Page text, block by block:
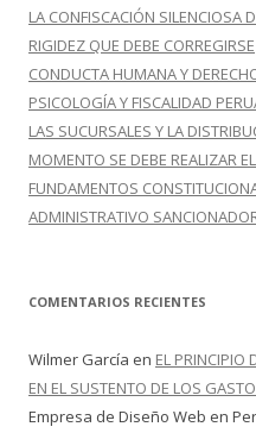
LA CONFISCACIÓN SILENCIOSA
RIGIDEZ QUE DEBE CORREGIRSE
CONDUCTA HUMANA Y
PSICOLOGÍA Y FISCALIDAD
LAS SUCURSALES Y LA
MOMENTO SE DEBE REALIZAR
FUNDAMENTOS
ADMINISTRATIVO
COMENTARIOS RECIENTES
Wilmer García en EL PRINCIPIO
EN EL SUSTENTO DE LOS
Empresa de Diseño Web en